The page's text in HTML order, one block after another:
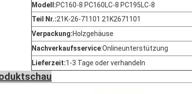
Modell:PC160-8 PC160LC-8 PC195LC-8
Teil Nr.:21K-26-71101 21K2671101
Verpackung:Holzgehäuse
Nachverkaufsservice:Onlineunterstützung
Lieferzeit:1-3 Tage oder verhandeln